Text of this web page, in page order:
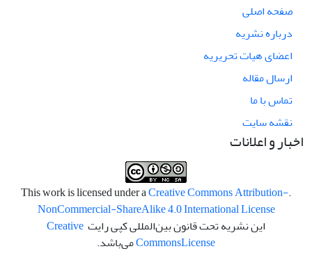
صفحه اصلی
درباره نشریه
اعضای هیات تحریریه
ارسال مقاله
تماس با ما
نقشه سایت
اخبار و اعلانات
.This work is licensed under a
Creative Commons Attribution-
NonCommercial-ShareAlike 4.0 International License
این نشریه تحت قانون بین‌المللی کپی رایت Creative
CommonsLicense می‌باشد.